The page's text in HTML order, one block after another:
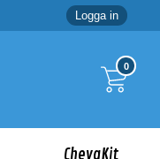
Logga in
0
ChevaKit